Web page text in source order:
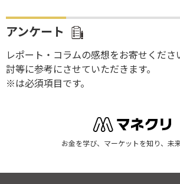
アンケート
レポート・コラムの感想をお寄せくだ
討等に参考にさせていただきます。
※は必須項目です。
お金を学び、マーケットを知り、未